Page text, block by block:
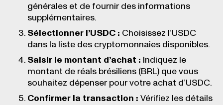
générales et de fournir des informations
supplémentaires.
Sélectionner l’USDC : Choisissez l’USDC
dans la liste des cryptomonnaies disponibles.
Saisir le montant d’achat : Indiquez le
montant de réals brésiliens (BRL) que vous
souhaitez dépenser pour votre achat d’USDC.
Confirmer la transaction : Vérifiez les détails